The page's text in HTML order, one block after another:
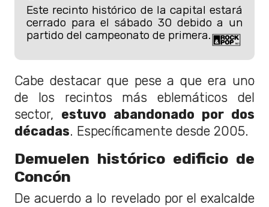
Este recinto histórico de la capital estará
cerrado para el sábado 30 debido a un
partido del campeonato de primera.
Cabe destacar que pese a que era uno
de los recintos más eblemáticos del
sector, estuvo abandonado por dos
décadas. Específicamente desde 2005.
Demuelen histórico edificio de
Concón
De acuerdo a lo revelado por el exalcalde